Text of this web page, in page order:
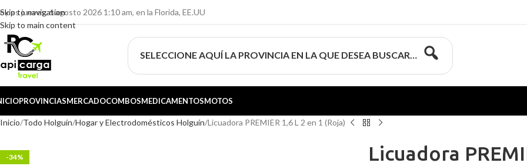
Skip to navigation
Skip to main content
es jueves, 6 agosto 2026 1:10 am, en la Florida, EE.UU
SELECCIONE AQUÍ LA PROVINCIA EN LA QUE DESEA BUSCAR…
PROVINCIASMERCADOCOMBOSMEDICAMENTOSMOTOS
Inicio Todo Holguín Hogar y Electrodomésticos Holguín Licuadora PREMIER 1,6 L 2 en 1 (Roja)
-34% Licuadora